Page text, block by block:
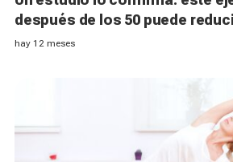
después de los 50 puede
biológica en 16 años (y es fácil)
hay 12 meses